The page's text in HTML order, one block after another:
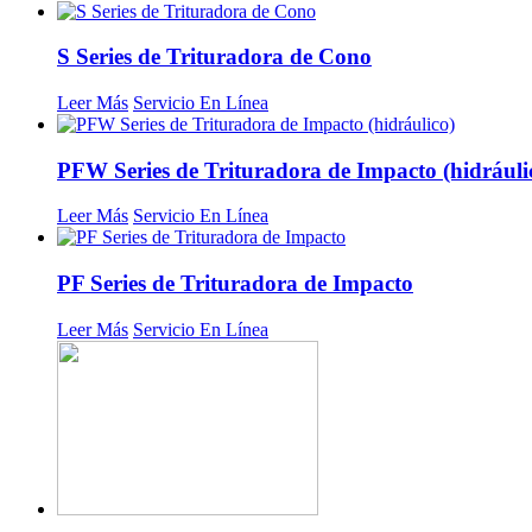
S Series de Trituradora de Cono
Leer Más Servicio En Línea
PFW Series de Trituradora de Impacto
Leer Más Servicio En Línea
PF Series de Trituradora de Impacto
Leer Más Servicio En Línea